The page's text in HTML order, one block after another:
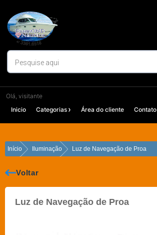
para
conteúdo
Olá, visitante
Inicio
Categorias Área do cliente Contato
Início Iluminação Luz de Navegação de Proa
Voltar
Luz de Navegação de Proa